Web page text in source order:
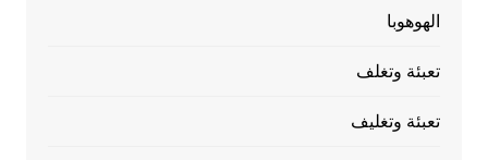
الهوهوبا
تعبئة وتغلف
تعبئة وتغليف